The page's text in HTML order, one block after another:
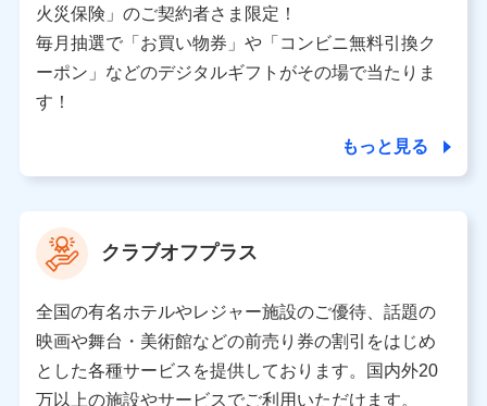
バンネット日本橋ビル 3F
株式会社ドコモ・インシュアランス
個人情報の第三者提供について
当社は利用目的の達成に必要な範囲内において個人情報
の取り扱いの全部または一部を委託する場合がありま
す。
個人データの共同利用
当社は株式会社NTTドコモとの間で、以下のとおり個
人データを共同利用します。
火災保険」のご契約者さま限定！
毎月抽選で「お買い物券」や「コンビニ無料引換ク
ーポン」などのデジタルギフトがその場で当たりま
す！
もっと見る
クラブオフプラス
全国の有名ホテルやレジャー施設のご優待、話題の
映画や舞台・美術館などの前売り券の割引をはじめ
とした各種サービスを提供しております。国内外20
万以上の施設やサービスでご利用いただけます。